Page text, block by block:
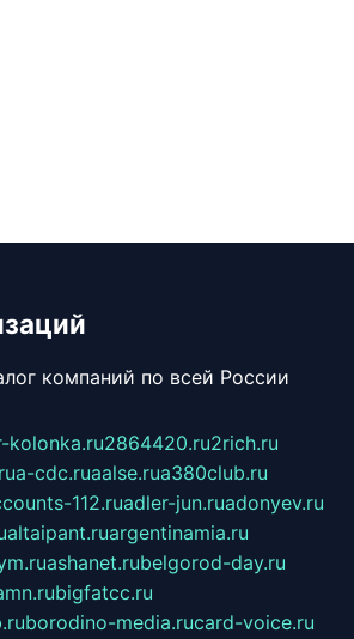
компаний по всей России
kolonka.ru2864420.ru2rich.ru
a-cdc.ruaalse.rua380club.ru
112.ruadler-jun.ruadonyev.ru
altaipant.ruargentinamia.ru
ashanet.rubelgorod-day.ru
bigfatcc.ru
borodino-media.rucard-voice.ru